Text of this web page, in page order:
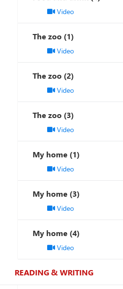
Video
The zoo (1)
Video
The zoo (2)
Video
The zoo (3)
Video
My home (1)
Video
My home (3)
Video
My home (4)
Video
READING & WRITING